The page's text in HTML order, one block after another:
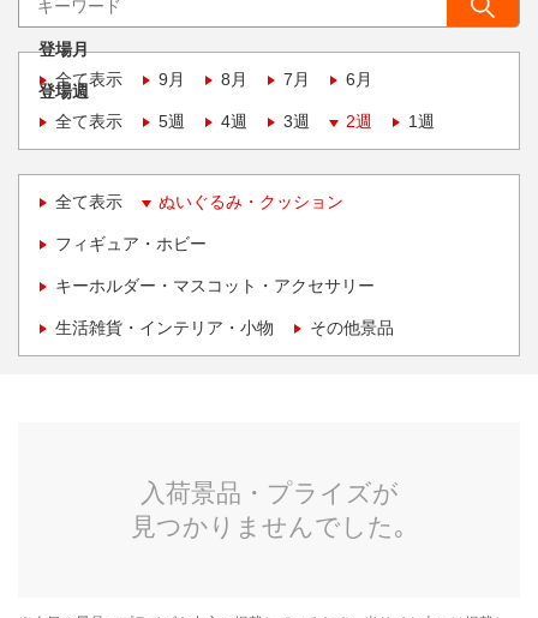
登場月
全て表示
9月 8月 7月 6月
登場週
全て表示
5週 4週 3週 2週 1週
全て表示 ぬいぐるみ・クッション
フィギュア・ホビー
キーホルダー・マスコット・アクセサリー
生活雑貨・インテリア・小物 その他景品